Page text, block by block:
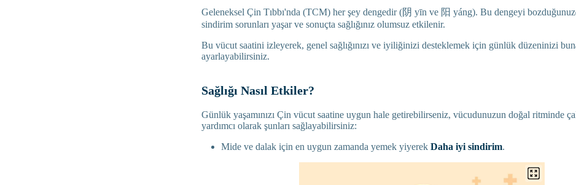
Geleneksel Çin Tıbbı'nda (TCM) her şey dengedir (阴 yīn ve 阳 yáng). Bu dengeyi
sindirim sorunları yaşar ve sonuçta sağlığınız olumsuz etkilenir.
Bu vücut saatini izleyerek, genel sağlığınızı ve iyiliğinizi desteklemek için günlük düzeninizi
ayarlayabilirsiniz.
Sağlığı Nasıl Etkiler?
Günlük yaşamınızı Çin vücut saatine uygun hale getirebilirseniz, vücudunuzun doğal ritminde
yardımcı olarak şunları sağlayabilirsiniz:
Mide ve dalak için en uygun zamanda yemek yiyerek Daha iyi sindirim.